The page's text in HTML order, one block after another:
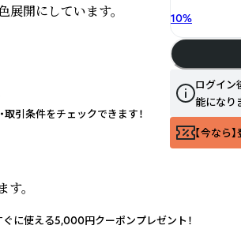
開にしています。
。
10%
ログイン
能になり
【今なら
取引条件をチェックできます！
ぐに使える5,000円クーポンプレゼント！